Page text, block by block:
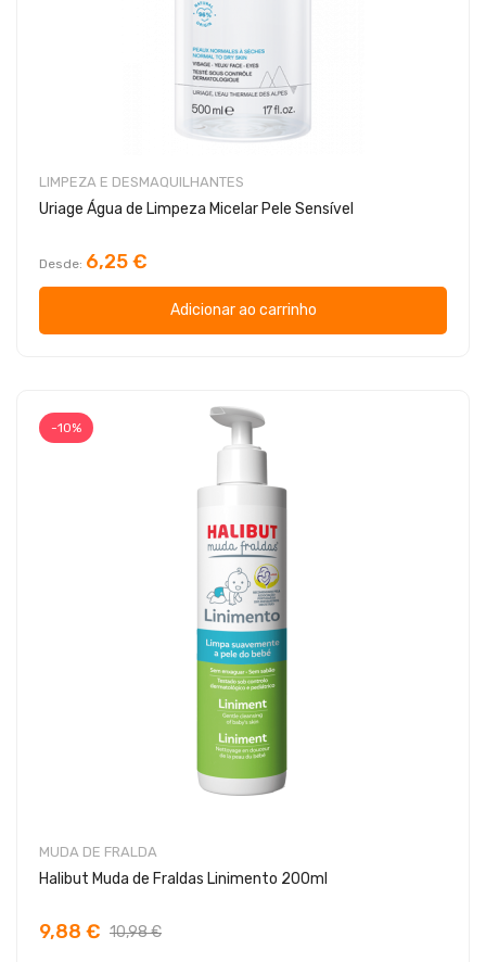
LIMPEZA E DESMAQUILHANTES
Uriage Água de Limpeza Micelar Pele Sensível
Desde 6,25 €
Adicionar ao carrinho
-10%
MUDA DE FRALDA
Halibut Muda de Fraldas Linimento 200ml
9,88 € 10,98 €